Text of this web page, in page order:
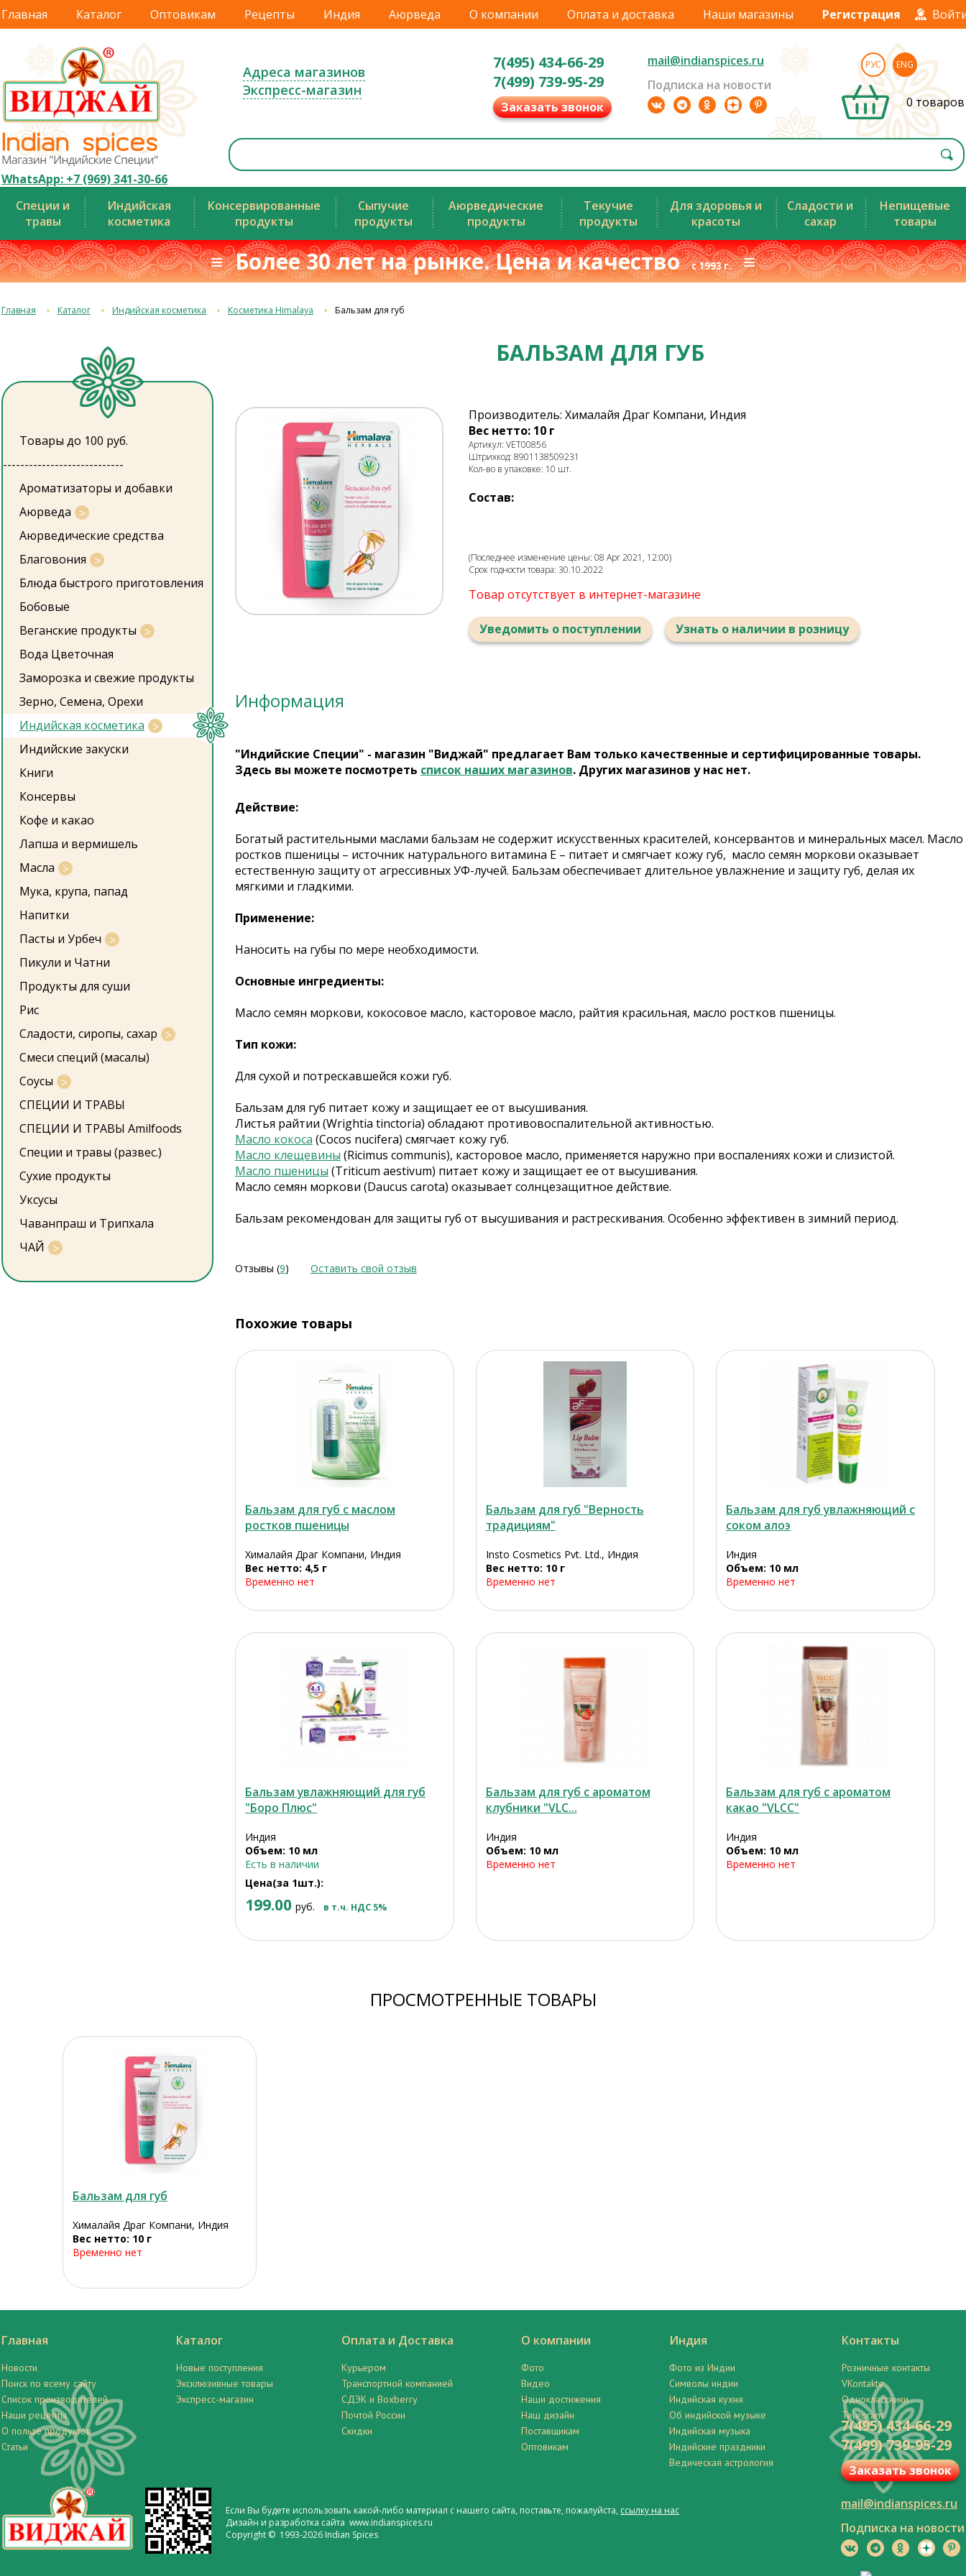
Главная Каталог Оптовикам Рецепты Индия Аюрведа О компании Оплата и доставка Наши магазины Регистрация
WhatsApp: +7 (969) 341-30-66
Адреса магазинов
Экспресс-магазин
7(495) 434-66-29
7(499) 739-95-29
Заказать звонок
mail@indianspices.ru
Подписка на новости
РУС ENG
0 товаров
Специи и
травы
Индийская
косметика
Консервированные
продукты
Сыпучие
продукты
Аюрведические
продукты
Текучие
продукты
Для здоровья и
красоты
Сладости и
сахар
Непищевые
товары
≡ Более 30 лет на рынке. Цена и качествос 1993 г.≡
Главная Каталог Индийская косметика Косметика Himalaya Бальзам для губ
Товары до 100 руб.
----------------------------
Ароматизаторы и добавки
Аюрведа
Аюрведические средства
Благовония
Блюда быстрого приготовления
Бобовые
Веганские продукты
Вода Цветочная
Заморозка и свежие продукты
Зерно, Семена, Орехи
Индийская косметика
Индийские закуски
Книги
Консервы
Кофе и какао
Лапша и вермишель
Масла
Мука, крупа, папад
Напитки
Пасты и Урбеч
Пикули и Чатни
Продукты для суши
Рис
Сладости, сиропы, сахар
Смеси специй (масалы)
Соусы
СПЕЦИИ И ТРАВЫ
СПЕЦИИ И ТРАВЫ Amilfoods
Специи и травы (развес.)
Сухие продукты
Уксусы
Чаванпраш и Трипхала
ЧАЙ
БАЛЬЗАМ ДЛЯ ГУБ
Производитель: Хималайя Драг Компани, Индия
Вес нетто: 10 г
Артикул: VET00856
Штрихкод: 8901138509231
Кол-во в упаковке: 10 шт.
Состав:
(Последнее изменение цены: 08 Apr 2021, 12:00)
Срок годности товара: 30.10.2022
Товар отсутствует в интернет-магазине
Уведомить о поступлении Узнать о наличии в розницу
Информация
"Индийские Специи" - магазин "Виджай" предлагает Вам только качественные и сертифицированные товары.
Здесь вы можете посмотреть список наших магазинов. Других магазинов у нас нет.
Действие:
Богатый растительными маслами бальзам не содержит искусственных красителей, консервантов и минеральных масел. Масло
ростков пшеницы – источник натурального витамина Е – питает и смягчает кожу губ, масло семян моркови оказывает
естественную защиту от агрессивных УФ-лучей. Бальзам обеспечивает длительное увлажнение и защиту губ, делая их
мягкими и гладкими.
Применение:
Наносить на губы по мере необходимости.
Основные ингредиенты:
Масло семян моркови, кокосовое масло, касторовое масло, райтия красильная, масло ростков пшеницы.
Тип кожи:
Для сухой и потрескавшейся кожи губ.
Бальзам для губ питает кожу и защищает ее от высушивания.
Листья райтии (Wrightia tinctoria) обладают противовоспалительной активностью.
Масло кокоса (Cocos nucifera) смягчает кожу губ.
Масло клещевины (Ricimus communis), касторовое масло, применяется наружно при воспалениях кожи и слизистой.
Масло пшеницы (Triticum aestivum) питает кожу и защищает ее от высушивания.
Масло семян моркови (Daucus carota) оказывает солнцезащитное действие.
Бальзам рекомендован для защиты губ от высушивания и растрескивания. Особенно эффективен в зимний период.
Отзывы (9) Оставить свой отзыв
Похожие товары
Бальзам для губ с маслом
ростков пшеницы
Хималайя Драг Компани, Индия
Вес нетто: 4,5 г
Временно нет
Бальзам для губ "Верность
традициям"
Insto Cosmetics Pvt. Ltd., Индия
Вес нетто: 10 г
Временно нет
Бальзам для губ увлажняющий с
соком алоэ
Индия
Объем: 10 мл
Временно нет
Бальзам увлажняющий для губ
"Боро Плюс"
Индия
Объем: 10 мл
Есть в наличии
Цена(за 1шт.):
199.00 руб. в т.ч. НДС 5%
Бальзам для губ с ароматом
клубники "VLC...
Индия
Объем: 10 мл
Временно нет
Бальзам для губ с ароматом
какао "VLCC"
Индия
Объем: 10 мл
Временно нет
ПРОСМОТРЕННЫЕ ТОВАРЫ
Бальзам для губ
Хималайя Драг Компани, Индия
Вес нетто: 10 г
Временно нет
Главная
Новости
Поиск по всему сайту
Список производителей
Наши рецепты
О пользе продуктов
Статьи
Каталог
Новые поступления
Эксклюзивные товары
Экспресс-магазин
Оплата и Доставка
Курьером
Транспортной компанией
СДЭК и Boxberry
Почтой России
Скидки
О компании
Фото
Видео
Наши достижения
Наш дизайн
Поставщикам
Оптовикам
Индия
Фото из Индии
Символы индии
Индийская кухня
Об индийской музыке
Индийская музыка
Индийские праздники
Ведическая астрология
Контакты
Розничные контакты
VKontakte
Одноклассники
Telegram
Если Вы будете использовать какой-либо материал с нашего сайта, поставьте, пожалуйста, ссылку на нас
Дизайн и разработка сайта www.indianspices.ru
Copyright © 1993-2026 Indian Spices
7(495) 434-66-29
7(499) 739-95-29
Заказать звонок
mail@indianspices.ru
Подписка на новости